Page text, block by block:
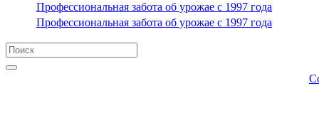
Профессиональная забота об урожае с 1997 года
Профессиональная забота об урожае с 1997 года